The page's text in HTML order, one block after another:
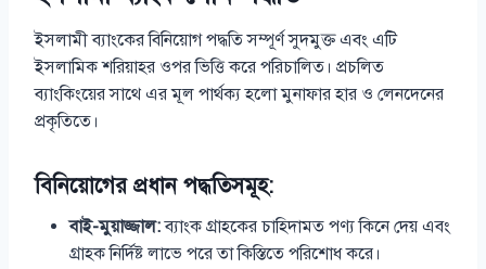
ইসলামী ব্যাংকের বিনিয়োগ পদ্ধতি সম্পূর্ণ সুদমুক্ত এবং এটি
ইসলামিক শরিয়াহর ওপর ভিত্তি করে পরিচালিত। প্রচলিত
ব্যাংকিংয়ের সাথে এর মূল পার্থক্য হলো মুনাফার হার ও লেনদেনের
প্রকৃতিতে।
বিনিয়োগের প্রধান পদ্ধতিসমূহ:
বাই-মুয়াজ্জাল:ব্যাংক গ্রাহকের চাহিদামত পণ্য কিনে দেয় এবং
গ্রাহক নির্দিষ্ট লাভে পরে তা কিস্তিতে পরিশোধ করে।